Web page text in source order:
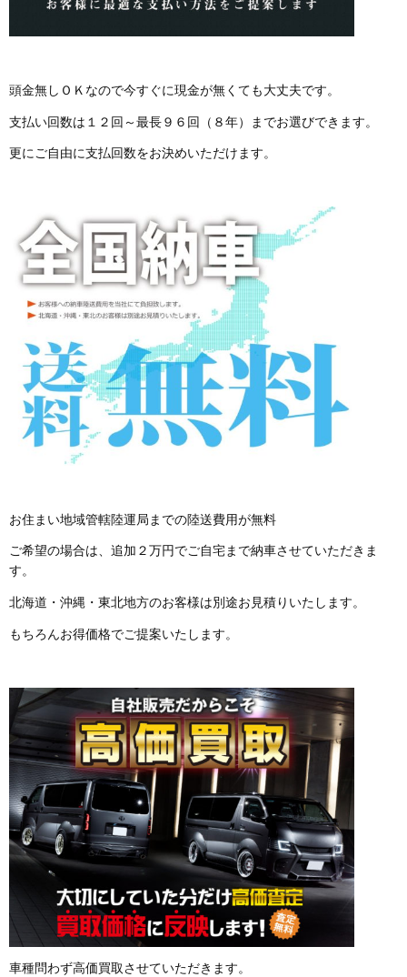
頭金無しＯＫなので今すぐに現金が無くても大丈夫です。
支払い回数は１２回～最長９６回（８年）までお選びできます。
更にご自由に支払回数をお決めいただけます。
お住まい地域管轄陸運局までの陸送費用が無料
ご希望の場合は、追加２万円でご自宅まで納車させていただきま
す。
北海道・沖縄・東北地方のお客様は別途お見積りいたします。
もちろんお得価格でご提案いたします。
車種問わず高価買取させていただきます。